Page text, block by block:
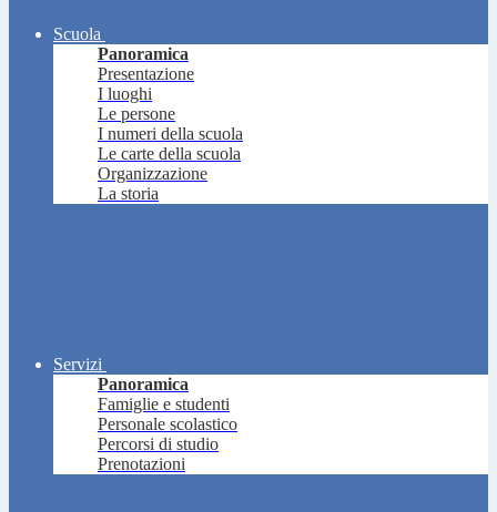
Scuola
Panoramica
Presentazione
I luoghi
Le persone
I numeri della scuola
Le carte della scuola
Organizzazione
La storia
Servizi
Panoramica
Famiglie e studenti
Personale scolastico
Percorsi di studio
Prenotazioni